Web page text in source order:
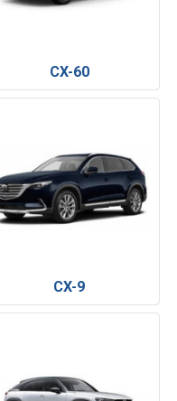
CX-60
CX-9